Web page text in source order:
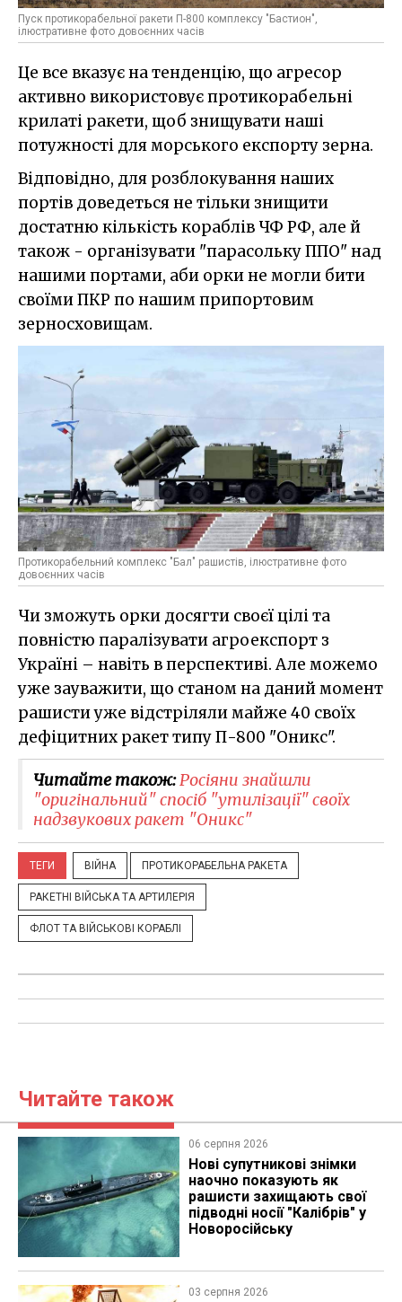
Пуск протикорабельної ракети П-800 комплексу "Бастион",
ілюстративне фото довоєнних часів
Це все вказує на тенденцію, що агресор
активно використовує протикорабельні
крилаті ракети, щоб знищувати наші
потужності для морського експорту зерна.
Відповідно, для розблокування наших
портів доведеться не тільки знищити
достатню кількість кораблів ЧФ РФ, але й
також - організувати "парасольку ППО" над
нашими портами, аби орки не могли бити
своїми ПКР по нашим припортовим
зерносховищам.
Протикорабельний комплекс "Бал" рашистів, ілюстративне фото
довоєнних часів
Чи зможуть орки досягти своєї цілі та
повністю паралізувати агроекспорт з
Україні – навіть в перспективі. Але можемо
уже зауважити, що станом на даний момент
рашисти уже відстріляли майже 40 своїх
дефіцитних ракет типу П-800 "Оникс".
Читайте також:Росіяни знайшли
"оригінальний" спосіб "утилізації" своїх
надзвукових ракет "Оникс"
ТЕГИ ВІЙНА ПРОТИКОРАБЕЛЬНА РАКЕТА
РАКЕТНІ ВІЙСЬКА ТА АРТИЛЕРІЯ
ФЛОТ ТА ВІЙСЬКОВІ КОРАБЛІ
Читайте також
06 серпня 2026
Нові супутникові знімки
наочно показують як
рашисти захищають свої
підводні носії "Калібрів" у
Новоросійську
03 серпня 2026